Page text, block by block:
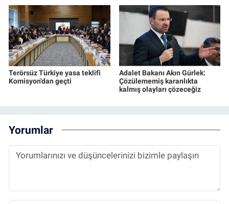
Terörsüz Türkiye yasa teklifi
Komisyon'dan geçti
Adalet Bakanı Akın Gürlek:
Çözülememiş karanlıkta
kalmış olayları çözeceğiz
Yorumlar